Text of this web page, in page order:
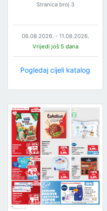
Stranica broj 3
06.08.2026. - 11.08.2026.
Vrijedi još 5 dana
Pogledaj cijeli katalog